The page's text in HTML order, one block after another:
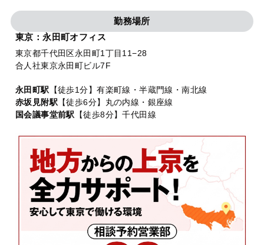
勤務場所
東京：永田町オフィス
東京都千代田区永田町1丁目11−28
合人社東京永田町ビル7F
永田町駅 【徒歩1分】有楽町線・半蔵門線・南北線
赤坂見附駅 【徒歩6分】丸の内線・銀座線
国会議事堂前駅
【徒歩8分】千代田線